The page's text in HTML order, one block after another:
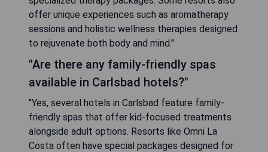
offer unique experiences such as aromatherapy
sessions and holistic wellness therapies designed
to rejuvenate both body and mind."
"Are there any family-friendly spas
available in Carlsbad hotels?"
"Yes, several hotels in Carlsbad feature family-
friendly spas that offer kid-focused treatments
alongside adult options. Resorts like Omni La
Costa often have special packages designed for